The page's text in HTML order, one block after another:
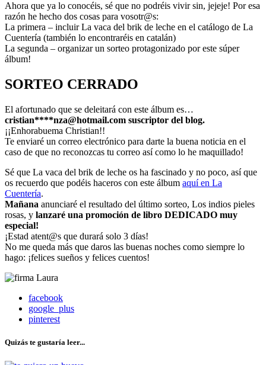
Ahora que ya lo conocéis, sé que no podréis vivir sin, jejeje! Por esa
razón he hecho dos cosas para vosotr@s:
La primera – incluir La vaca del brik de leche en el catálogo de La
Cuentería (también lo encontraréis en catalán)
La segunda – organizar un sorteo protagonizado por este súper
álbum!
SORTEO CERRADO
El afortunado que se deleitará con este álbum es…
cristian****nza@hotmail.com suscriptor del blog.
¡¡Enhorabuema Christian!!
Te enviaré un correo electrónico para darte la buena noticia en el
caso de que no reconozcas tu correo así como lo he maquillado!
Sé que La vaca del brik de leche os ha fascinado y no poco, así que
os recuerdo que podéis haceros con este álbum aquí en La
Cuentería.
Mañana anunciaré el resultado del último sorteo, Los indios pieles
rosas, y lanzaré una promoción de libro DEDICADO muy
especial!
¡Estad atent@s que durará solo 3 días!
No me queda más que daros las buenas noches como siempre lo
hago: ¡felices sueños y felices cuentos!
facebook
google_plus
pinterest
Quizás te gustaría leer...